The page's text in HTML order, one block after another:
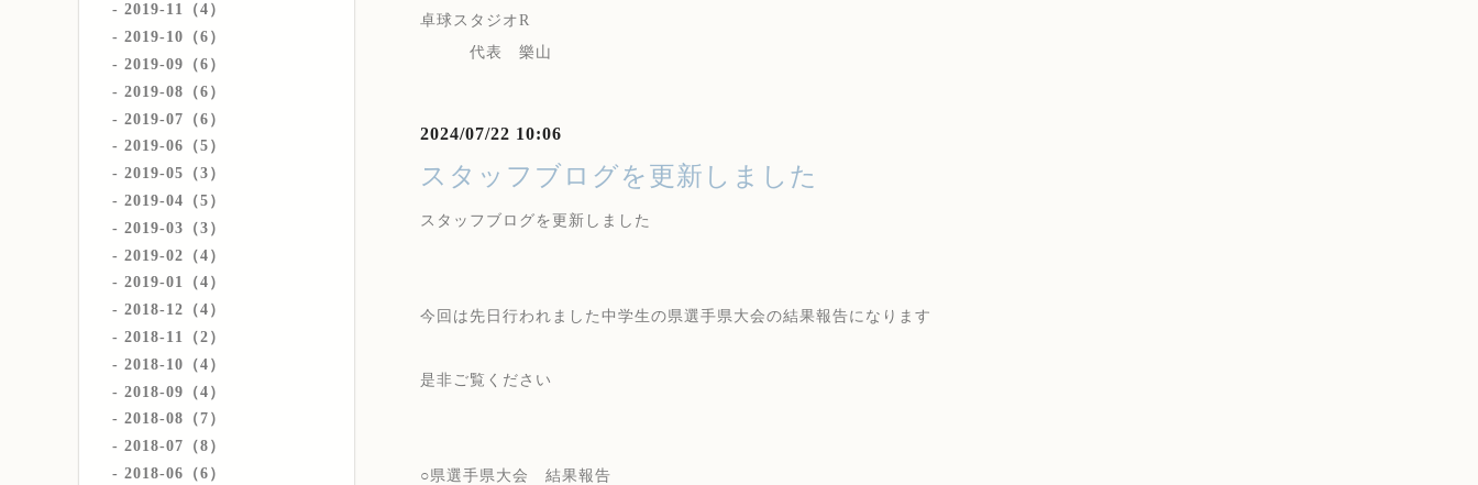
2019-11（4）
2019-10（6）
2019-09（6）
2019-08（6）
2019-07（6）
2019-06（5）
2019-05（3）
2019-04（5）
2019-03（3）
2019-02（4）
2019-01（4）
2018-12（4）
2018-11（2）
2018-10（4）
2018-09（4）
2018-08（7）
2018-07（8）
2018-06（6）
卓球スタジオR
代表 樂山
2024/07/22 10:06
スタッフブログを更新しました
スタッフブログを更新しました
今回は先日行われました中学生の県選手県大会の結果報告になります
是非ご覧ください
○県選手県大会 結果報告